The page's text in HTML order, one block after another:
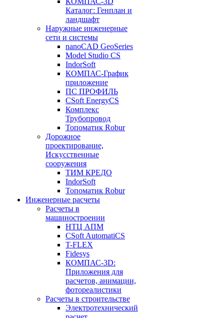
Каталог: Генплан и
ландшафт
Наружные инженерные
сети и системы
nanoCAD GeoSeries
Model Studio CS
IndorSoft
КОМПАС-График
приложение
ПС ПРОФИЛЬ
CSoft EnergyCS
Комплекс
Трубопровод
Топоматик Robur
Дорожное
проектирование,
Искусственные
сооружения
ТИМ КРЕДО
IndorSoft
Топоматик Robur
Инженерные расчеты
Расчеты в
машиностроении
НТЦ АПМ
CSoft AutomatiCS
T-FLEX
Fidesys
КОМПАС-3D:
Приложения для
расчетов, анимации,
фотореалистики
Расчеты в строительстве
Электротехнический